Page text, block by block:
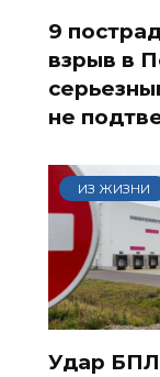
9
взрыв в
не
ИЗ ЖИЗНИ
Удар